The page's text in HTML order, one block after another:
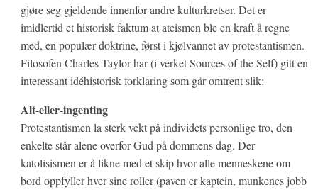
gjøre seg gjeldende innenfor andre kulturkretser. Det er
imidlertid et historisk faktum at ateismen ble en kraft å regne
med, en populær doktrine, først i kjølvannet av protestantismen.
Filosofen Charles Taylor har (i verket Sources of the Self) gitt en
interessant idéhistorisk forklaring som går omtrent slik:
Alt-eller-ingenting
Protestantismen la sterk vekt på individets personlige tro, den
enkelte står alene overfor Gud på dommens dag. Der
katolisismen er å likne med et skip hvor alle menneskene om
bord oppfyller hver sine roller (paven er kaptein, munkenes jobb